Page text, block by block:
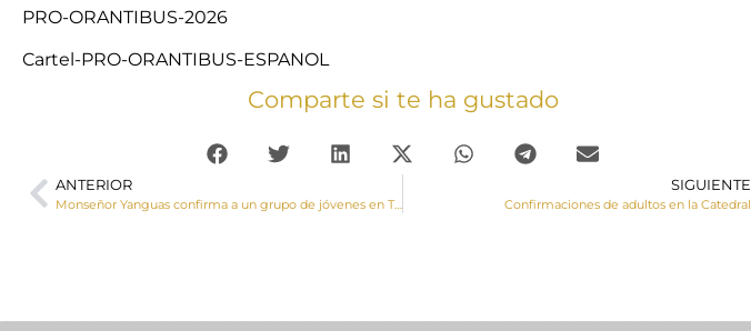
PRO-ORANTIBUS-2026
Cartel-PRO-ORANTIBUS-ESPANOL
Comparte si te ha gustado
ANTERIOR
Monseñor Yanguas confirma a un grupo de jóvenes en Tarancón en la Solemnidad de Pentecostés
SIGUIENTE
Confirmaciones de adultos en la Catedral